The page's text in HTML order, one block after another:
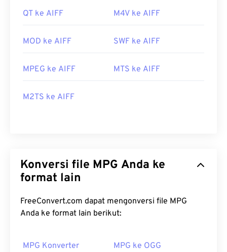
QT ke AIFF M4V ke AIFF
MOD ke AIFF SWF ke AIFF
MPEG ke AIFF MTS ke AIFF
M2TS ke AIFF
Konversi file MPG Anda ke
format lain
FreeConvert.com dapat mengonversi file MPG
Anda ke format lain berikut:
MPG Konverter MPG ke OGG